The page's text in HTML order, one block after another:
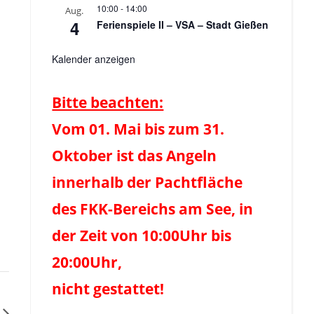
Aug.
4
10:00 - 14:00
Ferienspiele II – VSA – Stadt Gießen
Kalender anzeigen
Bitte beachten:
Vom 01. Mai bis zum 31.
Oktober ist das Angeln
innerhalb der Pachtfläche
des FKK-Bereichs am See, in
der Zeit von 10:00Uhr bis
20:00Uhr,
nicht gestattet!